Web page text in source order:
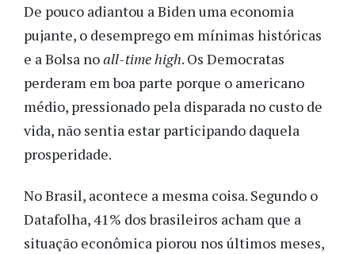
De pouco adiantou a Biden uma economia
pujante, o desemprego em mínimas históricas
e a Bolsa noall-time high. Os Democratas
perderam em boa parte porque o americano
médio, pressionado pela disparada no custo de
vida, não sentia estar participando daquela
prosperidade.
No Brasil, acontece a mesma coisa. Segundo o
Datafolha, 41% dos brasileiros acham que a
situação econômica piorou nos últimos meses,